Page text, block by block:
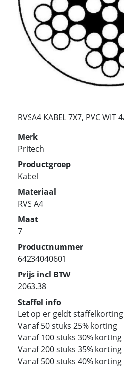
RVSA4 KABEL 7X7, PVC WIT
Merk
Pritech
Productgroep
Kabel
Materiaal
RVS A4
Maat
7
Productnummer
64234040601
Prijs incl BTW
2063.38
Staffel info
Let op er geldt staffelkorting!
Vanaf 50 stuks 25% korting
Vanaf 100 stuks 30% korting
Vanaf 200 stuks 35% korting
Vanaf 500 stuks 40% korting